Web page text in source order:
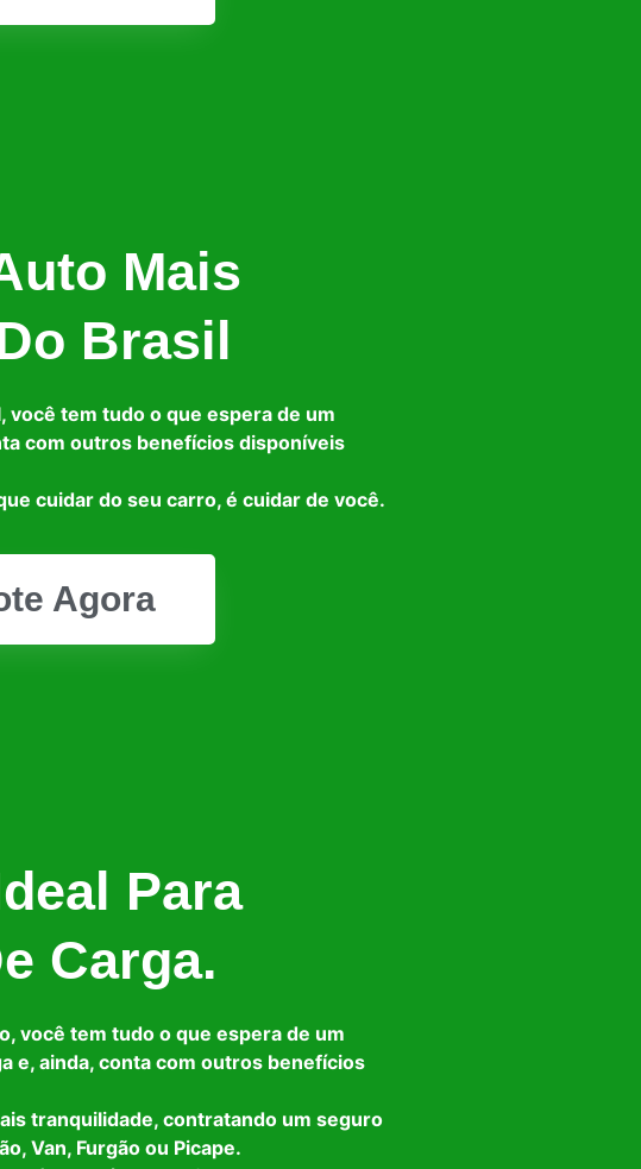
Mais
Brasil
você tem tudo o que espera de um
com outros benefícios disponíveis
cuidar do seu carro, é cuidar de você.
Agora
Para
Carga.
você tem tudo o que espera de um
e, ainda, conta com outros benefícios
tranquilidade, contratando um seguro
Van, Furgão ou Picape.